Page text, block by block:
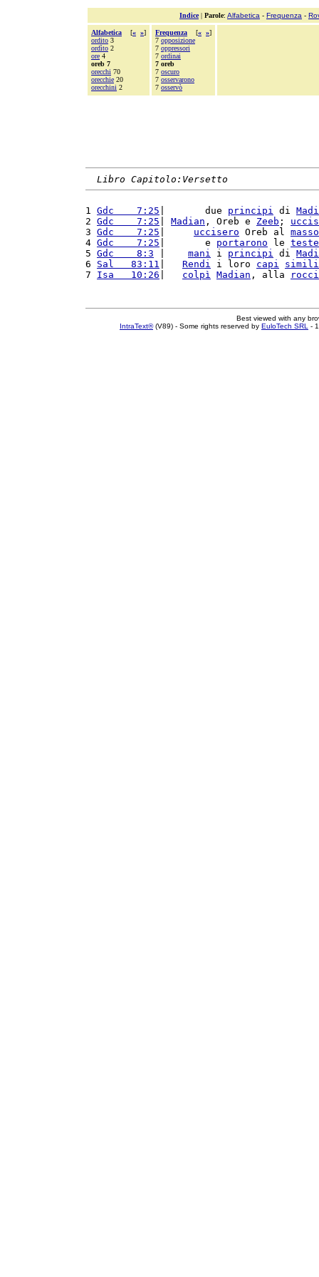
Indice| Parole: Alfabetica - Frequenza -
Alfabetica [« »]
ordito 3
ordìto 2
ore 4
oreb 7
orecchi 70
orecchie 20
orecchini 2
Frequenza [« »]
7 opposizione
7 oppressori
7 ordinai
7 oreb
7 oscuro
7 osservarono
7 osservò
Libro Capitolo:Versetto
1 Gdc    7:25 |       due principi di
2 Gdc    7:25 Madian , Oreb e Zeeb ;
3 Gdc    7:25 uccisero Oreb al masso
4 Gdc    7:25 |       e portarono le teste
5 Gdc    8:3 mani i principi di
6 Sal   83:11 Rendi i loro capi
simili
7 Isa   10:26 colpì Madian , alla
Best viewed with any
IntraText®(V89) - Some rights reserved by EuloTech SRL -